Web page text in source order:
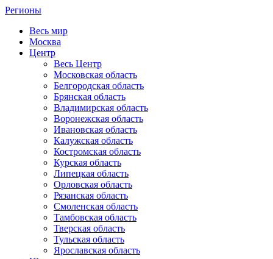
Регионы
Весь мир
Москва
Центр
Весь Центр
Московская область
Белгородская область
Брянская область
Владимирская область
Воронежская область
Ивановская область
Калужская область
Костромская область
Курская область
Липецкая область
Орловская область
Рязанская область
Смоленская область
Тамбовская область
Тверская область
Тульская область
Ярославская область